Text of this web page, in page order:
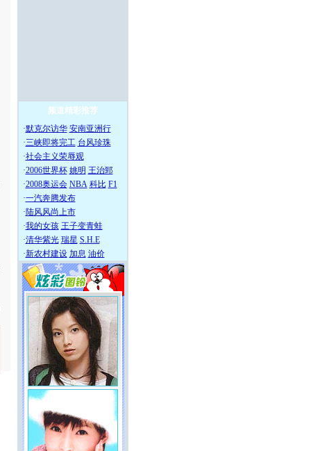
频道精彩推荐
·默克尔访华 安南亚洲行
·三峡即将完工 台风珍珠
·社会主义荣辱观
·2006世界杯 姚明 王治郅
·2008奥运会 NBA 科比 F1
·一汽奔腾发布
·陆风风尚上市
·我的女孩 王子变青蛙
·清华紫光 瑞星 S.H.E
·新农村建设 加息 油价